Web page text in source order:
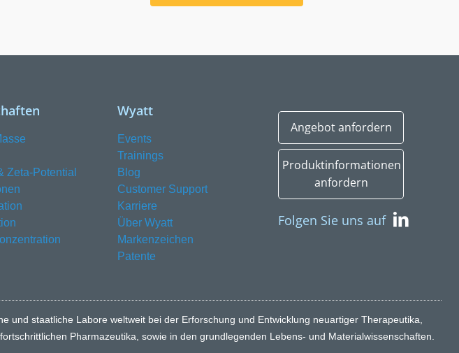
Zeta-Potential
Wyatt
Events
Trainings
Blog
Customer Support
Karriere
Über Wyatt
Markenzeichen
Patente
Angebot anfordern
Produktinformationen
anfordern
Folgen Sie uns auf
staatliche Labore weltweit bei der Erforschung und Entwicklung neuartiger Therapeutika,
Pharmazeutika, sowie in den grundlegenden Lebens- und Materialwissenschaften.